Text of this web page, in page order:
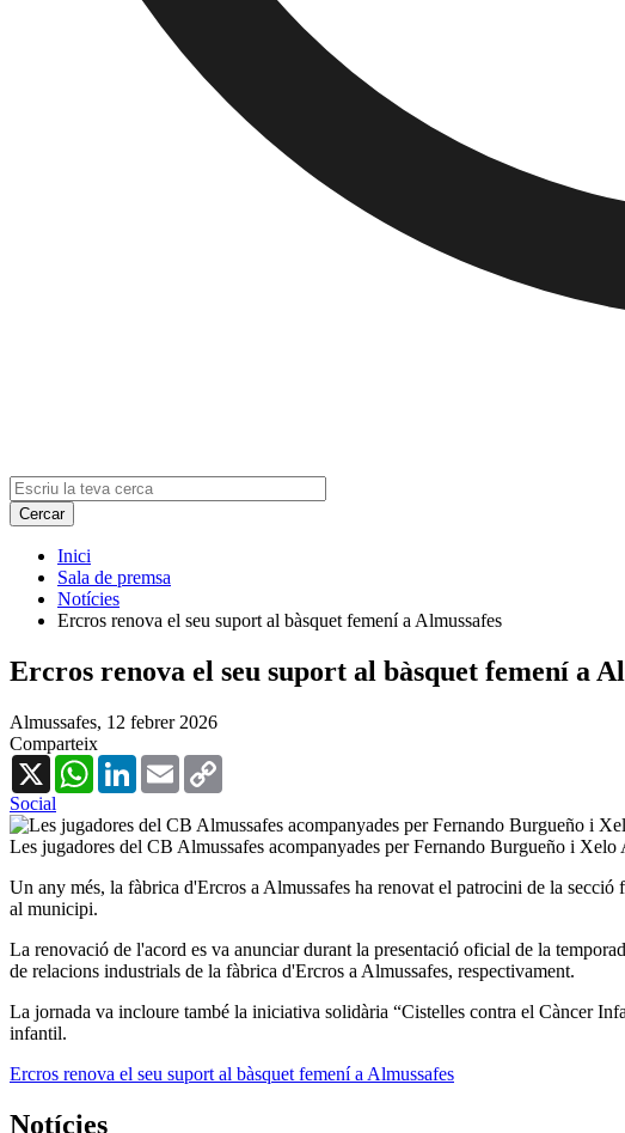
Inici
Sala de premsa
Notícies
Ercros renova el seu suport al bàsquet femení a Almussafes
Ercros renova el seu suport al bàsquet femení a
Almussafes, 12 febrer 2026
Comparteix
X
WhatsAppLinkedInEmail
Social
Les jugadores del CB Almussafes acompanyades per Fernando Burgueño i Xelo
Un any més, la fàbrica d'Ercros a Almussafes ha renovat el patrocini de la
al municipi.
La renovació de l'acord es va anunciar durant la presentació oficial de la
de relacions industrials de la fàbrica d'Ercros a Almussafes, respectivament.
La jornada va incloure també la iniciativa solidària “Cistelles contra el Càncer
infantil.
Ercros renova el seu suport al bàsquet femení a Almussafes
Notícies